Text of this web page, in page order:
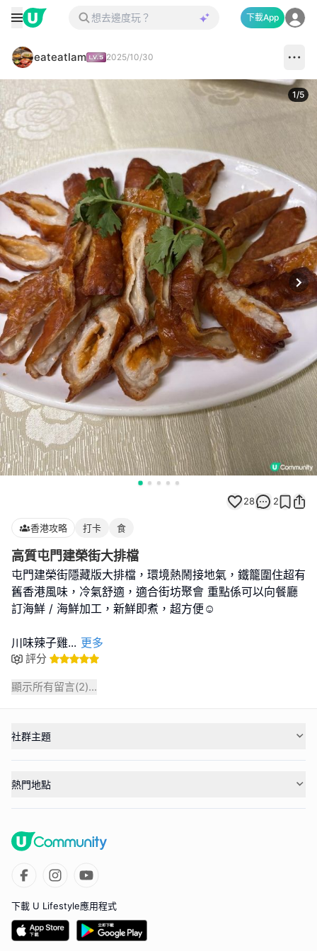
下載App
eateatlam 2025/10/30
1/5
28 2
香港攻略 打卡 食
高質屯門建榮街大排檔
屯門建榮街隱藏版大排檔，環境熱鬧接地氣，鐵籠圍住超有
舊香港風味，冷氣舒適，適合街坊聚會 重點係可以向餐廳
訂海鮮 / 海鮮加工，新鮮即煮，超方便☺️
川味辣子雞... 更多
評分
顯示所有留言(2)...
社群主題
熱門地點
下載 U Lifestyle應用程式